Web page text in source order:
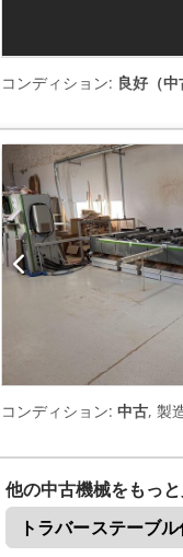
コンディション: 良好（中
コンディション: 中古, 製
他の中古機械をもっ
トラバーステーブ